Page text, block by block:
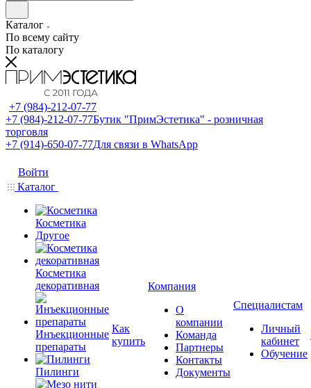
Каталог
По всему сайту
По каталогу
+7 (984)-212-07-77
+7 (984)-212-07-77Бутик "ПримЭстетика" - розничная
торговля
+7 (914)-650-07-77Для связи в WhatsApp
Войти
Каталог
Косметика
Другое
Косметика
декоративная
Инъекционные
препараты
Пилинги
Как
купить
Компания
О
компании
Команда
Партнеры
Контакты
Документы
Специалистам
Личный
кабинет
Обучение